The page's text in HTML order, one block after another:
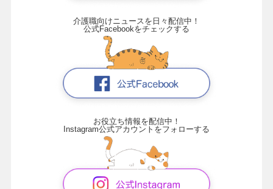
介護職向けニュースを日々配信中！
公式Facebookをチェックする
お役立ち情報を配信中！
Instagram公式アカウントをフォローする